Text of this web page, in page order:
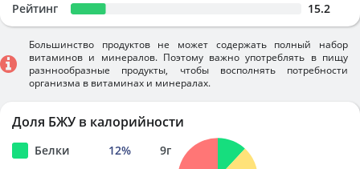
Рейтинг 15.2
Большинство продуктов не может содержать полный набор
витаминов и минералов. Поэтому важно употреблять в пищу
разннообразные продукты, чтобы восполнять потребности
организма в витаминах и минералах.
Доля БЖУ в калорийности
Белки 12% 9г